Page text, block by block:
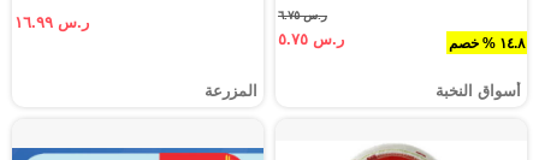
١٤.٨ % خصم
ر.س ٦.٧٥
ر.س ٥.٧٥
أسواق النخبة
ر.س ١٦.٩٩
المزرعة